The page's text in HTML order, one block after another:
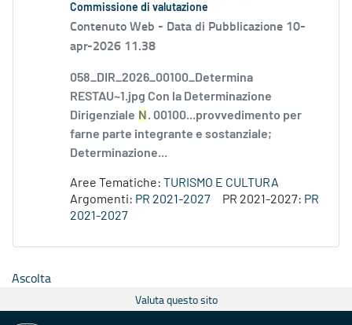
Commissione di valutazione
Contenuto Web - Data di Pubblicazione 10-
apr-2026 11.38
058_DIR_2026_00100_Determina
RESTAU~1.jpg Con la Determinazione
Dirigenziale N . 00100...provvedimento per
farne parte integrante e sostanziale;
Determinazione...
Aree Tematiche: TURISMO E CULTURA
Argomenti: PR 2021-2027 PR 2021-2027: PR
2021-2027
Ascolta
Valuta questo sito